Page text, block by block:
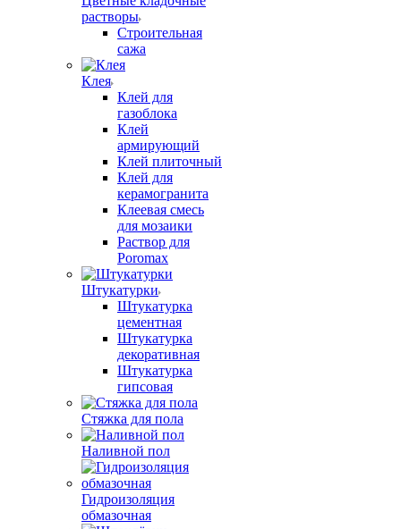
растворы
Строительная
сажа
Клея
Клей для
газоблока
Клей
армирующий
Клей плиточный
Клей для
керамогранита
Клеевая смесь
для мозаики
Раствор для
Poromax
Штукатурки
Штукатурка
цементная
Штукатурка
декоративная
Штукатурка
гипсовая
Стяжка для пола
Наливной пол
Гидроизоляция
обмазочная